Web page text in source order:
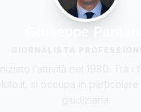
Giuseppe Pantano